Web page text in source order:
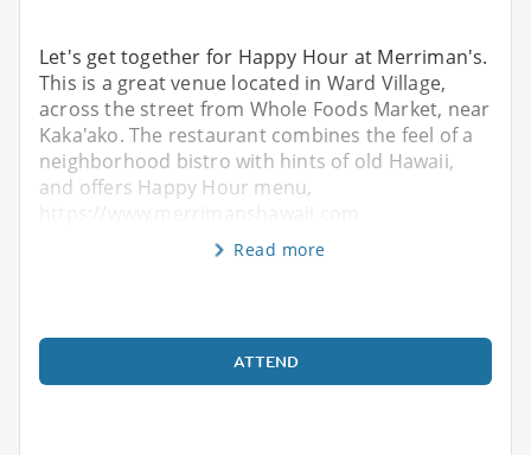
Let's get together for Happy Hour at Merriman's.
This is a great venue located in Ward Village,
across the street from Whole Foods Market, near
Kaka'ako. The restaurant combines the feel of a
neighborhood bistro with hints of old Hawaii,
and offers Happy Hour menu,
Read more
ATTEND